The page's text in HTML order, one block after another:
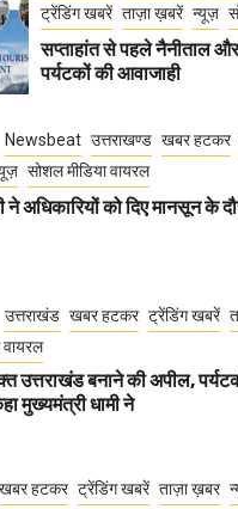
ट्रेंडिंग खबरें ताज़ा ख़बरें न्यूज़
सप्ताहांत से पहले नैनीताल
पर्यटकों की आवाजाही
Newsbeat उत्तराखण्ड खबर हटकर
सोशल मीडिया वायरल
ने अधिकारियों को दिए मानसून के
उत्तराखंड खबर हटकर ट्रेंडिंग खबरें
वायरल
उत्तराखंड बनाने की अपील,
मुख्यमंत्री धामी ने
खबर हटकर ट्रेंडिंग खबरें ताज़ा ख़बर